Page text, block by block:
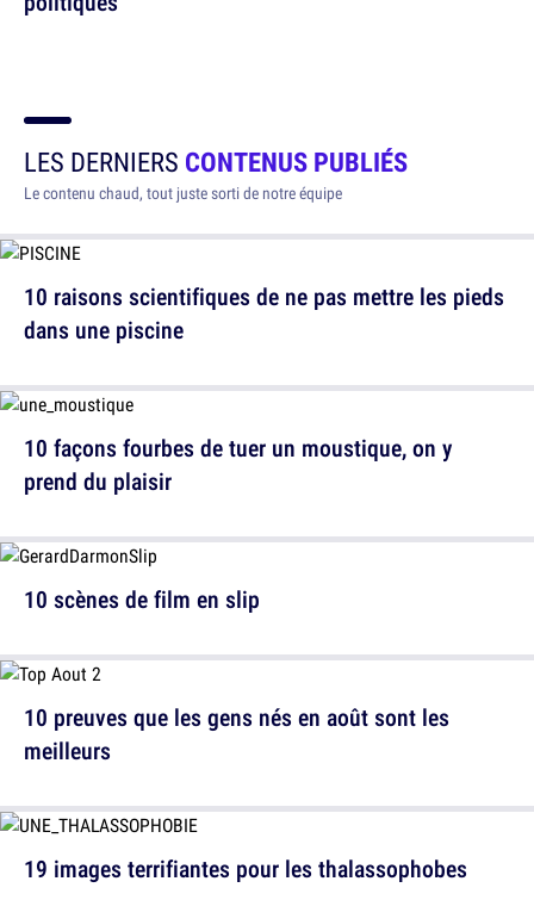
LES DERNIERS CONTENUS PUBLIÉS
Le contenu chaud, tout juste sorti de notre équipe
10 raisons scientifiques de ne pas mettre les pieds
dans une piscine
10 scènes de film en slip
19 images terrifiantes pour les thalassophobes
10 façons fourbes de tuer un moustique, on y
prend du plaisir
10 preuves que les gens nés en août sont les
meilleurs